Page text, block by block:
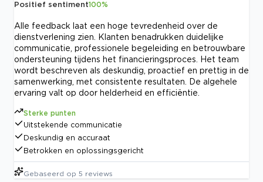
Positief sentiment100%
Alle feedback laat een hoge tevredenheid over de
dienstverlening zien. Klanten benadrukken duidelijke
communicatie, professionele begeleiding en betrouwbare
ondersteuning tijdens het financieringsproces. Het team
wordt beschreven als deskundig, proactief en prettig in de
samenwerking, met consistente resultaten. De algehele
ervaring valt op door helderheid en efficiëntie.
Sterke punten
Uitstekende communicatie
Deskundig en accuraat
Betrokken en oplossingsgericht
Gebaseerd op 5 reviews